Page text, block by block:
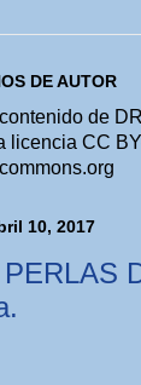
DE AUTOR
de
licencia CC
10, 2017